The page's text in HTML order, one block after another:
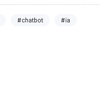
#chatbot
#ia